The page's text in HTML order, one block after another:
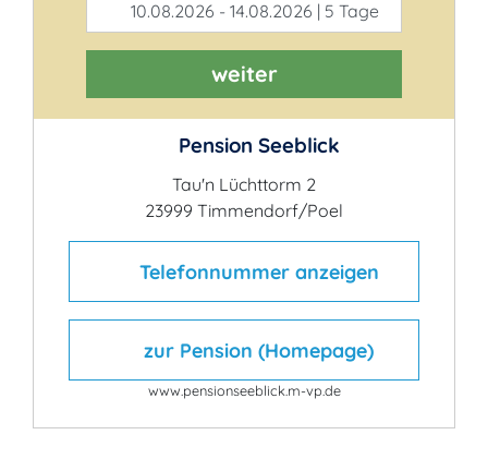
10.08.2026 - 14.08.2026 | 5 Tage
weiter
Pension Seeblick
Tau'n Lüchttorm 2
23999 Timmendorf/Poel
Telefonnummer anzeigen
zur Pension (Homepage)
www.pensionseeblick.m-vp.de